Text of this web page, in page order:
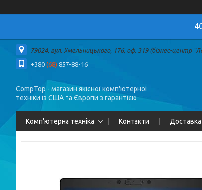
79024, вул. Хмельницького, 176, оф. 319 (бізнес-центр
+380 (68) 857-88-16
CompTop - магазин якісної комп'ютерної
техніки із США та Європи з гарантією
Комп'ютерна техніка Контакти